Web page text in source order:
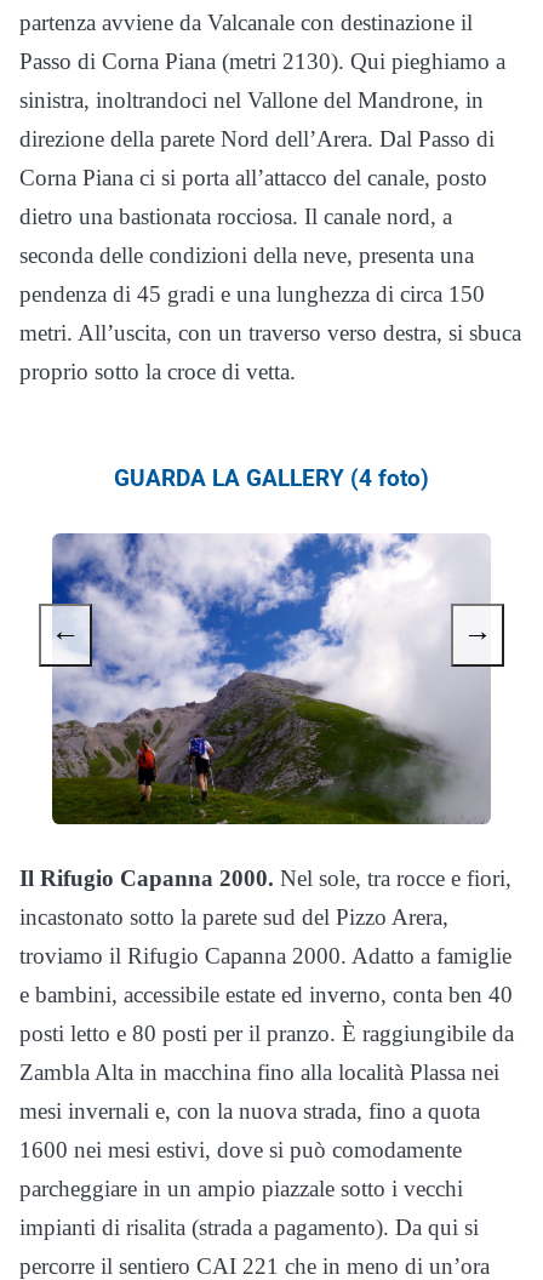
partenza avviene da Valcanale con destinazione il
Passo di Corna Piana (metri 2130). Qui pieghiamo a
sinistra, inoltrandoci nel Vallone del Mandrone, in
direzione della parete Nord dell’Arera. Dal Passo di
Corna Piana ci si porta all’attacco del canale, posto
dietro una bastionata rocciosa. Il canale nord, a
seconda delle condizioni della neve, presenta una
pendenza di 45 gradi e una lunghezza di circa 150
metri. All’uscita, con un traverso verso destra, si sbuca
proprio sotto la croce di vetta.
GUARDA LA GALLERY (4 foto)
← →
Il Rifugio Capanna 2000. Nel sole, tra rocce e fiori,
incastonato sotto la parete sud del Pizzo Arera,
troviamo il Rifugio Capanna 2000. Adatto a famiglie
e bambini, accessibile estate ed inverno, conta ben 40
posti letto e 80 posti per il pranzo. È raggiungibile da
Zambla Alta in macchina fino alla località Plassa nei
mesi invernali e, con la nuova strada, fino a quota
1600 nei mesi estivi, dove si può comodamente
parcheggiare in un ampio piazzale sotto i vecchi
impianti di risalita (strada a pagamento). Da qui si
percorre il sentiero CAI 221 che in meno di un’ora